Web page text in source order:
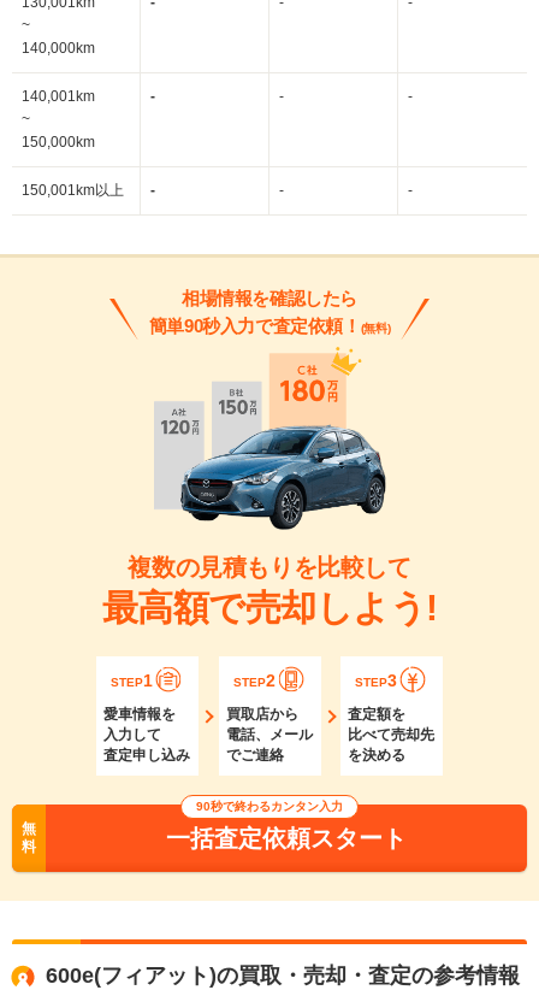
~
140,000km
140,001km
~
150,000km
- - -
150,001km以上 - - -
相場情報を確認したら
簡単90秒入力で査定依頼！ (無料)
複数の見積もりを比較して
最高額で売却しよう!
STEP1
愛車情報を
入力して
査定申し込み
STEP2
買取店から
電話、メール
でご連絡
STEP3
査定額を
比べて売却先
を決める
無
料
90秒で終わるカンタン入力
一括査定依頼スタート
600e(フィアット)の買取・売却・査定の参考情報